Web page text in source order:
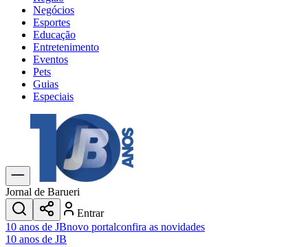
Negócios
Esportes
Educação
Entretenimento
Eventos
Pets
Guias
Especiais
Explore Tudo
Últimas Notícias
Previsão do Tempo
Trânsito e Rotas
Dia a Dia & Lazer
Transportes
Gastronomia
Cinema & Shows
JogosNovo
Jornal de Barueri
Entrar
10 anos de JBnovo portalconfira as novidades
10 anos de JB